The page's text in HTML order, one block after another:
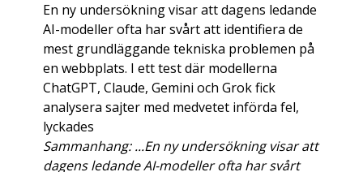
En ny undersökning visar att dagens ledande
AI-modeller ofta har svårt att identifiera de
mest grundläggande tekniska problemen på
en webbplats. I ett test där modellerna
ChatGPT, Claude, Gemini och Grok fick
analysera sajter med medvetet införda fel,
lyckades
Sammanhang: ...En ny undersökning visar att
dagens ledande AI-modeller ofta har svårt